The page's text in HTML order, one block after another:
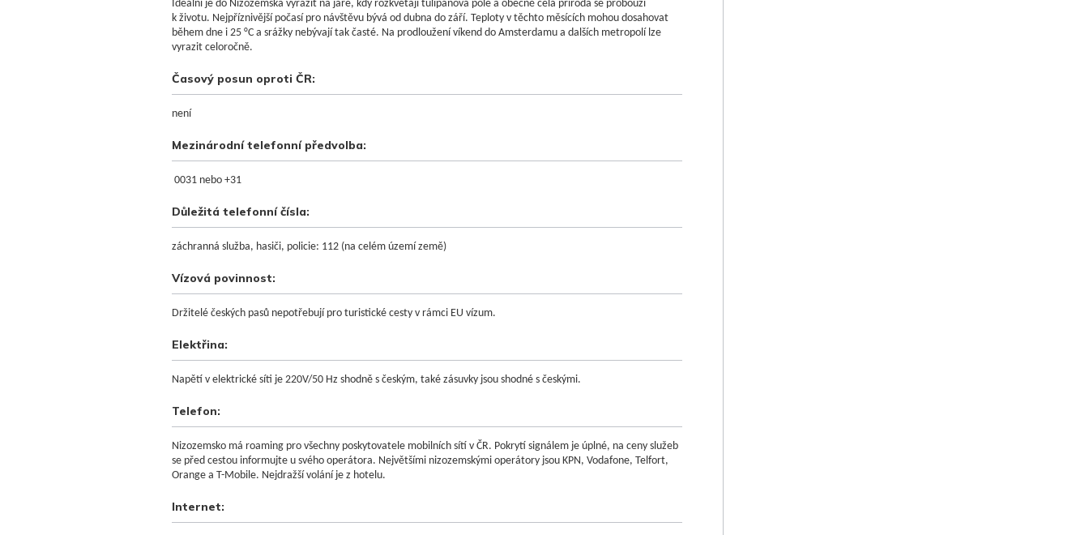
Ideální je do Nizozemska vyrazit na jaře, kdy rozkvétají tulipánová pole a obecně celá příroda se probouzí
k životu. Nejpříznivější počasí pro návštěvu bývá od dubna do září. Teploty v těchto měsících mohou dosahovat
během dne i 25 °C a srážky nebývají tak časté. Na prodloužení víkend do Amsterdamu a dalších metropolí lze
vyrazit celoročně.
Časový posun oproti ČR:
není
Mezinárodní telefonní předvolba:
0031 nebo +31
Důležitá telefonní čísla:
záchranná služba, hasiči, policie: 112 (na celém území země)
Vízová povinnost:
Držitelé českých pasů nepotřebují pro turistické cesty v rámci EU vízum.
Elektřina:
Napětí v elektrické síti je 220V/50 Hz shodně s českým, také zásuvky jsou shodné s českými.
Telefon:
Nizozemsko má roaming pro všechny poskytovatele mobilních sítí v ČR. Pokrytí signálem je úplné, na ceny služeb
se před cestou informujte u svého operátora. Největšími nizozemskými operátory jsou KPN, Vodafone, Telfort,
Orange a T-Mobile. Nejdražší volání je z hotelu.
Internet: